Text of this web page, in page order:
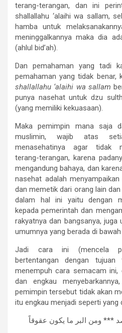
terang-terangan, dan ini
shallallahu ‘alaihi wa sallam,
hamba untuk
meninggalkannya maka dia
(ahlul bid’ah).
Dan pemahaman yang tadi
pemahaman yang tidak benar,
shallallahu ‘alaihi wa sallam
punya nasehat untuk dzu
(yang memiliki kekuasaan).
Maka pemimpin mana saja
muslimin, wajib atas
menasehatinya agar tidak
terang-terangan, karena
mengandung bahaya, dan
nasehat adalah
dan memetik dari orang lain
dalam hal ini yaitu dengan
kepada pemerintah dan
rakyatnya dan bangsanya,
umumnya yang berada di
Jadi cara ini (mencela
bertentangan dengan tujuan
menempuh cara semacam ini,
dan engkau
pemimpin tersebut tidak akan
itu engkau menjadi seperti yang
*** ﻭﻣﻦ ﺍﻟﺒﺮ ﻣﺎ ﻳﻜﻮﻥ ﻋﻘﻮﻗﺎً